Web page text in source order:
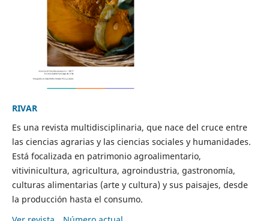
RIVAR
Es una revista multidisciplinaria, que nace del cruce entre
las ciencias agrarias y las ciencias sociales y humanidades.
Está focalizada en patrimonio agroalimentario,
vitivinicultura, agricultura, agroindustria, gastronomía,
culturas alimentarias (arte y cultura) y sus paisajes, desde
la producción hasta el consumo.